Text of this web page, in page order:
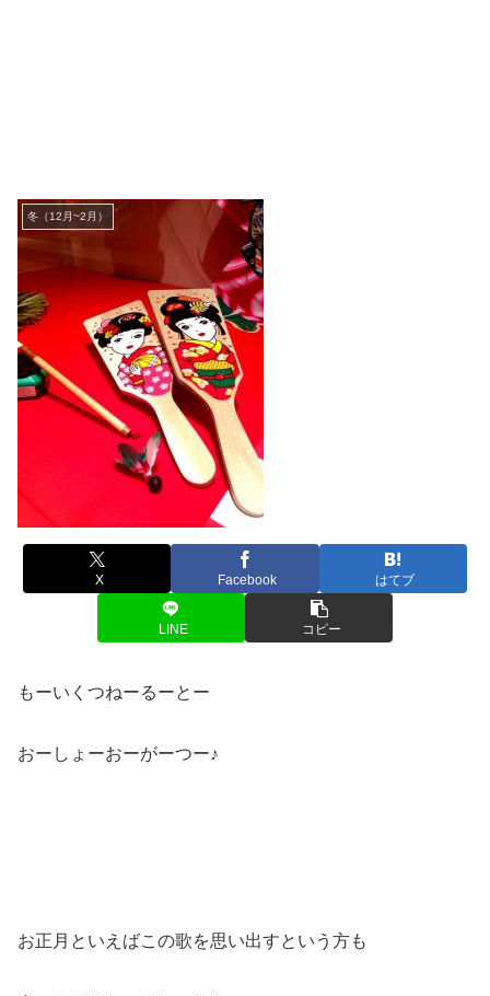
冬（12月~2月）
X Facebook はてブ
LINE コピー
もーいくつねーるーとー
おーしょーおーがーつー♪
お正月といえばこの歌を思い出すという方も